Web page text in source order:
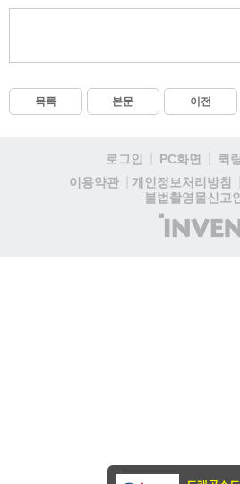
목록 본문 이전
로그인 PC화면 퀵
이용약관
개인정보처리방침
불법촬영물신고
(주)
인